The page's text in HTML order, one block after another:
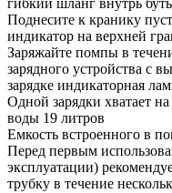
гибкий шланг внутрь
Поднесите к кранику
индикатор на верхней
Заряжайте помпы в
зарядного устройства с
зарядке индикаторная
Одной зарядки хватает
воды 19 литров
Емкость встроенного в
Перед первым
эксплуатации)
трубку в течение